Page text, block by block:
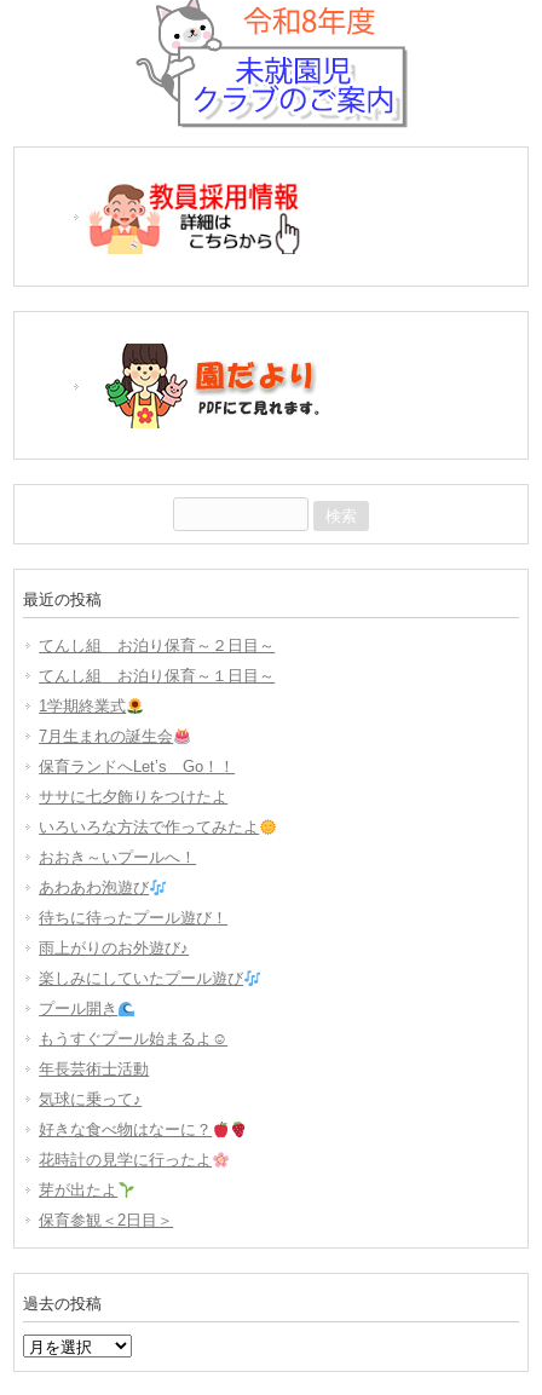
索:
最近の投稿
てんし組 お泊り保育～２日目～
てんし組 お泊り保育～１日目～
1学期終業式
7月生まれの誕生会
保育ランドへLet’s Go！！
ササに七夕飾りをつけたよ
いろいろな方法で作ってみたよ
おおき～いプールへ！
あわあわ泡遊び
待ちに待ったプール遊び！
雨上がりのお外遊び♪
楽しみにしていたプール遊び
プール開き
もうすぐプール始まるよ☺
年長芸術士活動
気球に乗って♪
好きな食べ物はなーに？
花時計の見学に行ったよ
芽が出たよ
保育参観＜2日目＞
過去の投稿
過
去